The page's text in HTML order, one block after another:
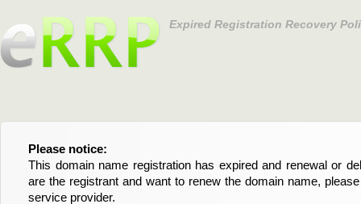
Expired Registration Recovery
Please notice:
This domain name registration has expired and renewal or
are the registrant and want to renew the domain name,
service provider.
Bitte beachten Sie:
Diese Domainregistrierung ist abgelaufen und die
Domain stehen an. Wenn Sie der Registrant sind und
verlängern möchten, kontaktieren Sie bitte Ihren Service-